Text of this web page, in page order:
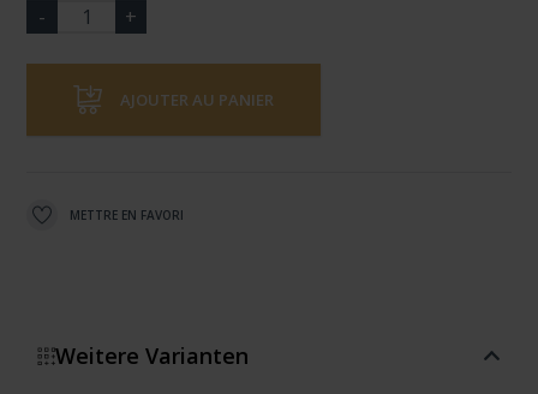
AJOUTER AU PANIER
METTRE EN FAVORI
Weitere Varianten